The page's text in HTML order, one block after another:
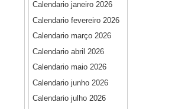
Calendario janeiro 2026
Calendario fevereiro 2026
Calendario março 2026
Calendario abril 2026
Calendario maio 2026
Calendario junho 2026
Calendario julho 2026